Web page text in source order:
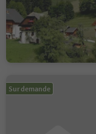
Sur demande